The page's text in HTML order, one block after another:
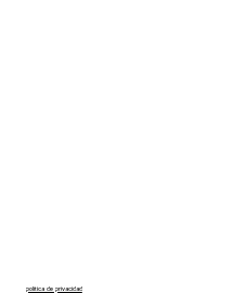
política de privacidad